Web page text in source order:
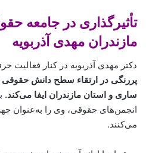
تأثیرگذاری در جامعه
مازندران مهدی آذربویه
دکتر مهدی آذربویه در کنار فعالیت
پررنگی در ارتقاء سطح دانش حقوقی
ساری و استان مازندران ایفا می‌کند.
انجمن‌های حقوقی، وی را به‌عنوان
می‌کنند.